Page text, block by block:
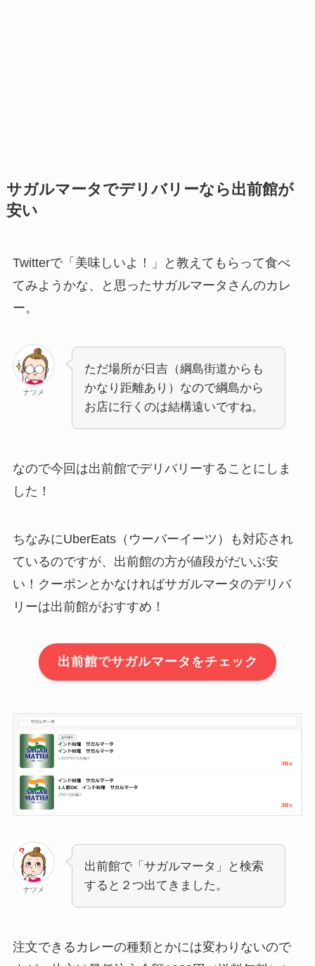
サガルマータでデリバリーなら出前館が
安い
Twitterで「美味しいよ！」と教えてもらって食べ
てみようかな、と思ったサガルマータさんのカレ
ー。
ナツメ
ただ場所が日吉（綱島街道からも
かなり距離あり）なので綱島から
お店に行くのは結構遠いですね。
なので今回は出前館でデリバリーすることにしま
した！
ちなみにUberEats（ウーバーイーツ）も対応され
ているのですが、出前館の方が値段がだいぶ安
い！クーポンとかなければサガルマータのデリバ
リーは出前館がおすすめ！
出前館でサガルマータをチェック
ナツメ
出前館で「サガルマータ」と検索
すると２つ出てきました。
注文できるカレーの種類とかには変わりないので